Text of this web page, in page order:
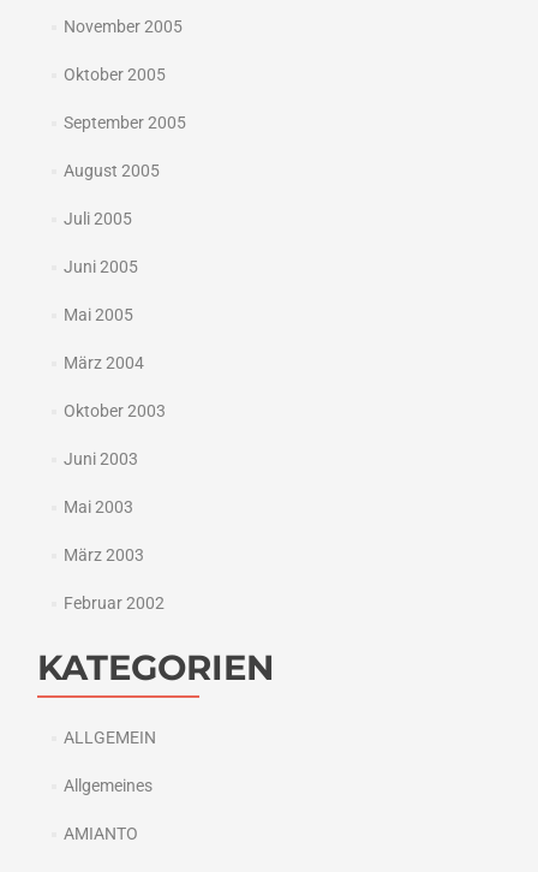
November 2005
Oktober 2005
September 2005
August 2005
Juli 2005
Juni 2005
Mai 2005
März 2004
Oktober 2003
Juni 2003
Mai 2003
März 2003
Februar 2002
KATEGORIEN
ALLGEMEIN
Allgemeines
AMIANTO